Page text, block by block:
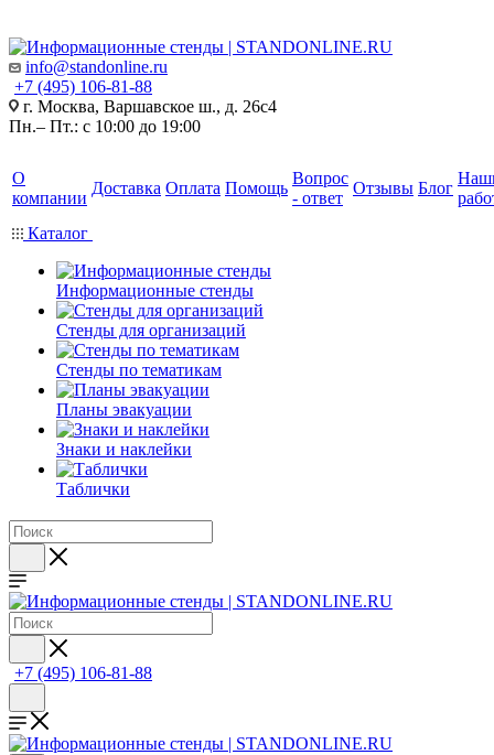
info@standonline.ru
+7 (495) 106-81-88
г. Москва, Варшавское ш., д. 26с4
Пн.– Пт.: с 10:00 до 19:00
О
компании
Доставка Оплата Помощь
Вопрос
- ответ
Отзывы Блог
Каталог
Информационные стенды
Стенды для организаций
Стенды по тематикам
Планы эвакуации
Знаки и наклейки
Таблички
+7 (495) 106-81-88